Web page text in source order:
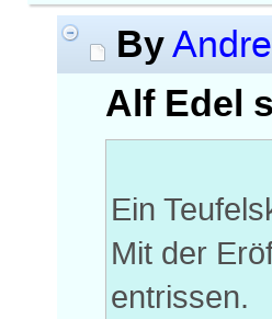
By
Alf Edel
Ein
Mit der
entrissen.